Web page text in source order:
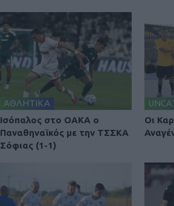
ΑΘΛΗΤΙΚΑ
Ισόπαλος στο ΟΑΚΑ ο
Παναθηναϊκός με την ΤΣΣΚΑ
Σόφιας (1-1)
Οι